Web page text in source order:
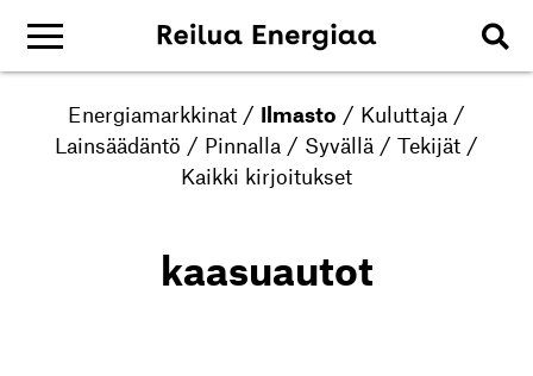
Energiamarkkinat / Ilmasto / Kuluttaja /
Lainsäädäntö / Pinnalla / Syvällä / Tekijät /
Kaikki kirjoitukset
kaasuautot